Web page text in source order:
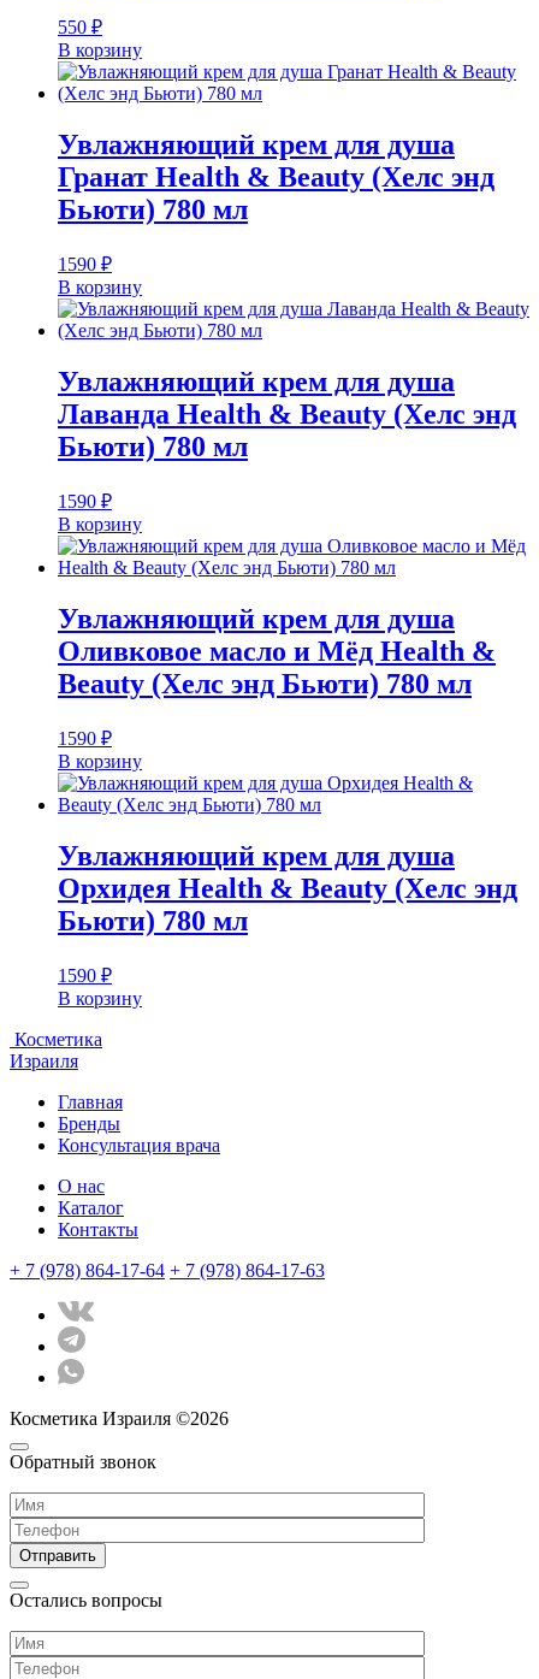
550 ₽
В корзину
Увлажняющий крем для душа
Гранат Health & Beauty (Хелс энд
Бьюти) 780 мл
1590 ₽
В корзину
Увлажняющий крем для душа
Лаванда Health & Beauty (Хелс энд
Бьюти) 780 мл
1590 ₽
В корзину
Увлажняющий крем для душа
Оливковое масло и Мёд Health &
Beauty (Хелс энд Бьюти) 780 мл
1590 ₽
В корзину
Увлажняющий крем для душа
Орхидея Health & Beauty (Хелс энд
Бьюти) 780 мл
1590 ₽
В корзину
Косметика
Израиля
Главная
Бренды
Консультация врача
О нас
Каталог
Контакты
+ 7 (978) 864-17-64 + 7 (978) 864-17-63
Косметика Израиля ©2026
Обратный звонок
Остались вопросы